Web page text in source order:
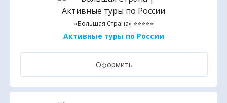
«Большая Страна» ⭐⭐⭐⭐⭐
Активные туры по России
Оформить